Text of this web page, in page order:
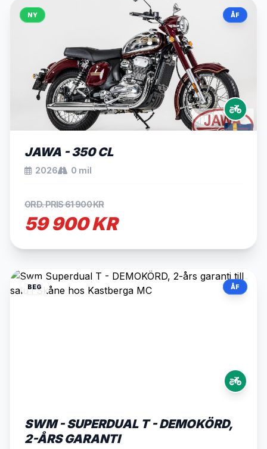
NY ÅF
JAWA - 350 CL
2026 0 mil
ORD. PRIS 61 900 KR
59 900 KR
BEG ÅF
SWM - SUPERDUAL T - DEMOKÖRD,
2-ÅRS GARANTI